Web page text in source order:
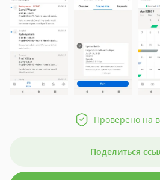
Проверено на
Поделиться